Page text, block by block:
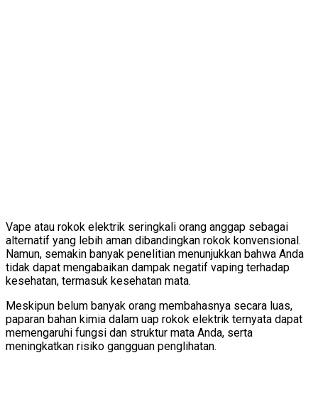
Vape atau rokok elektrik seringkali orang anggap sebagai
alternatif yang lebih aman dibandingkan rokok konvensional.
Namun, semakin banyak penelitian menunjukkan bahwa Anda
tidak dapat mengabaikan dampak negatif vaping terhadap
kesehatan, termasuk kesehatan mata.
Meskipun belum banyak orang membahasnya secara luas,
paparan bahan kimia dalam uap rokok elektrik ternyata dapat
memengaruhi fungsi dan struktur mata Anda, serta
meningkatkan risiko gangguan penglihatan.